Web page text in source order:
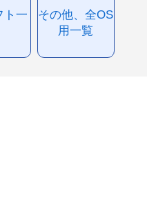
ト一
その他、全OS
用一覧